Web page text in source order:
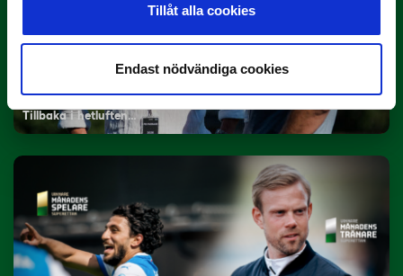
Tillåt alla cookies
Endast nödvändiga cookies
Lagerlöf tar över i Sandvikens IF
Tillbaka i hetluften…